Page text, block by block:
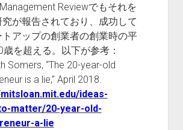
Reviewでもそれを
が報告されており、成功して
アップの創業者の創業時の平
を超える。以下が参考：
Somers, “The 20-year-old
is a lie,” April 2018.
ideas-
matter/20-year-old-
a-lie